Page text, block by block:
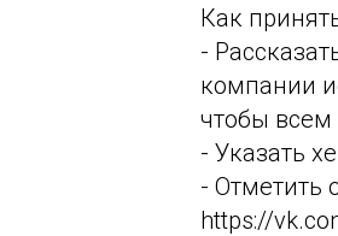
Как
-
компании
чтобы всем
- Указать
- Отметить
https://